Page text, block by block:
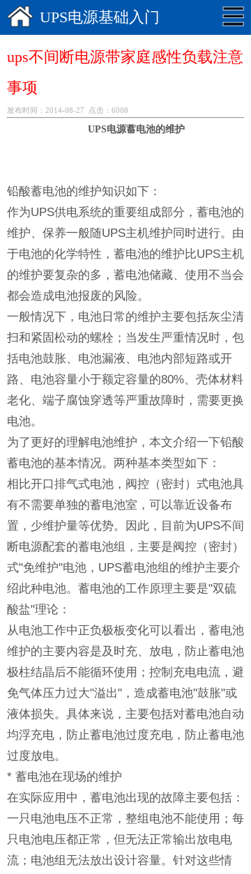
UPS电源基础入门
ups不间断电源带家庭感性负载注意
事项
发布时间：2014-08-27 点击：6008
UPS电源蓄电池的维护
铅酸蓄电池的维护知识如下：
作为UPS供电系统的重要组成部分，蓄电池的
维护、保养一般随UPS主机维护同时进行。由
于电池的化学特性，蓄电池的维护比UPS主机
的维护要复杂的多，蓄电池储藏、使用不当会
都会造成电池报废的风险。
一般情况下，电池日常的维护主要包括灰尘清
扫和紧固松动的螺栓；当发生严重情况时，包
括电池鼓胀、电池漏液、电池内部短路或开
路、电池容量小于额定容量的80%、壳体材料
老化、端子腐蚀穿透等严重故障时，需要更换
电池。
为了更好的理解电池维护，本文介绍一下铅酸
蓄电池的基本情况。两种基本类型如下：
相比开口排气式电池，阀控（密封）式电池具
有不需要单独的蓄电池室，可以靠近设备布
置，少维护量等优势。因此，目前为UPS不间
断电源配套的蓄电池组，主要是阀控（密封）
式"免维护"电池，UPS蓄电池组的维护主要介
绍此种电池。蓄电池的工作原理主要是"双硫
酸盐"理论：
从电池工作中正负极板变化可以看出，蓄电池
维护的主要内容是及时充、放电，防止蓄电池
极柱结晶后不能循环使用；控制充电电流，避
免气体压力过大"溢出"，造成蓄电池"鼓胀"或
液体损失。具体来说，主要包括对蓄电池自动
均浮充电，防止蓄电池过度充电，防止蓄电池
过度放电。
* 蓄电池在现场的维护
在实际应用中，蓄电池出现的故障主要包括：
一只电池电压不正常，整组电池不能使用；每
只电池电压都正常，但无法正常输出放电电
流；电池组无法放出设计容量。针对这些情